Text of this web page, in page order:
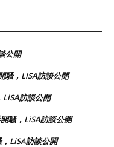
公開
騷，LiSA訪談公開
LiSA訪談公開
騷，LiSA訪談公開
LiSA訪談公開